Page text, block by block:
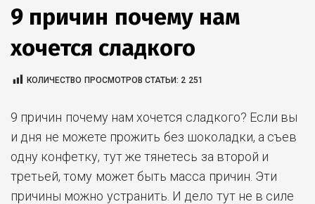
9 причин почему нам
хочется сладкого
КОЛИЧЕСТВО ПРОСМОТРОВ СТАТЬИ: 2 251
9 причин почему нам хочется сладкого? Если вы
и дня не можете прожить без шоколадки, а съев
одну конфетку, тут же тянетесь за второй и
третьей, тому может быть масса причин. Эти
причины можно устранить. И дело тут не в силе